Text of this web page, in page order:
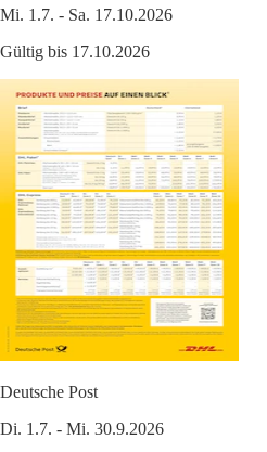
Mi. 1.7. - Sa. 17.10.2026
Gültig bis 17.10.2026
Deutsche Post
Di. 1.7. - Mi. 30.9.2026